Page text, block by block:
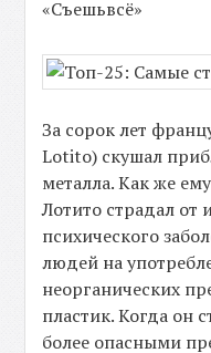
«Съешьвсё»
За сорок лет
Lotito) скушал
металла. Как же
Лотито страдал от
психического
людей на
неорганических
пластик. Когда он
более опасными